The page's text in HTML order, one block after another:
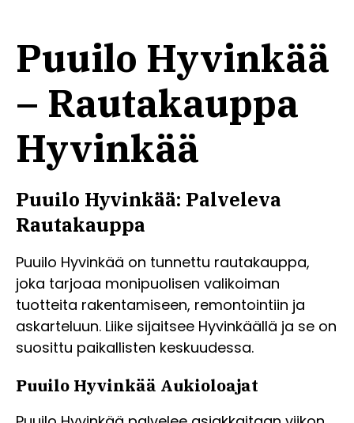
Puuilo Hyvinkää
– Rautakauppa
Hyvinkää
Puuilo Hyvinkää: Palveleva
Rautakauppa
Puuilo Hyvinkää on tunnettu rautakauppa,
joka tarjoaa monipuolisen valikoiman
tuotteita rakentamiseen, remontointiin ja
askarteluun. Liike sijaitsee Hyvinkäällä ja se on
suosittu paikallisten keskuudessa.
Puuilo Hyvinkää Aukioloajat